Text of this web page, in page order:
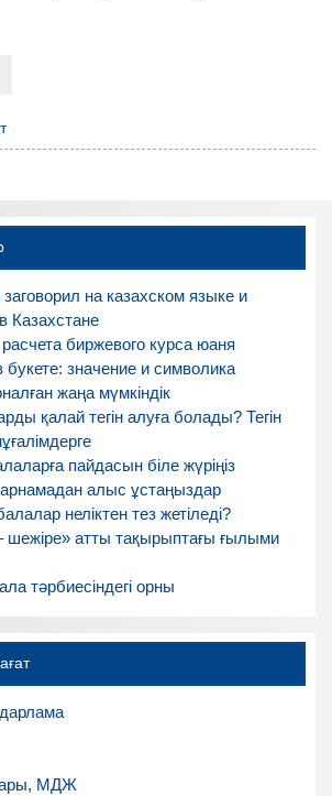
на казахском языке и
Казахстане
биржевого курса юаня
значение и символика
жаңа мүмкіндік
қалай тегін алуға болады? Тегін
пайдасын біле жүріңіз
алыс ұстаңыздар
неліктен тез жетіледі?
шежіре» атты тақырыптағы ғылыми
тәрбиесіндегі орны
МДЖ